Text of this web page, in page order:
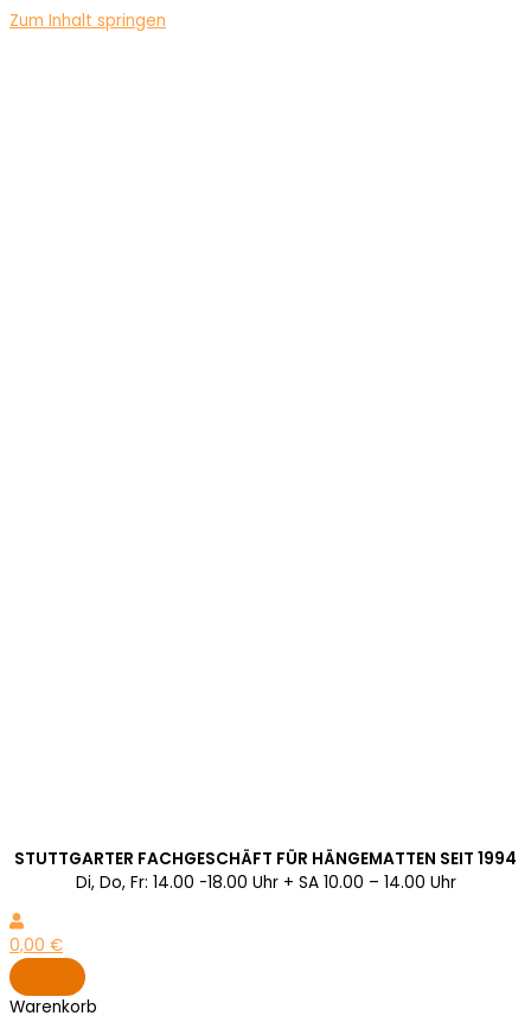
Zum Inhalt springen
STUTTGARTER FACHGESCHÄFT FÜR HÄNGEMATTEN SEIT 1994
Di, Do, Fr: 14.00 -18.00 Uhr + SA 10.00 – 14.00 Uhr
0,00 €
Warenkorb